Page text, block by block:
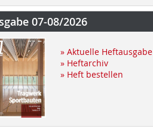
07-08/2026
» Aktuelle Heftausgabe
» Heftarchiv
» Heft bestellen